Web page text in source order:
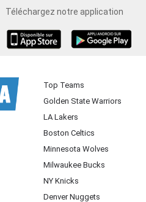
Téléchargez notre application
Top Teams
Golden State Warriors
LA Lakers
Boston Celtics
Minnesota Wolves
Milwaukee Bucks
NY Knicks
Denver Nuggets